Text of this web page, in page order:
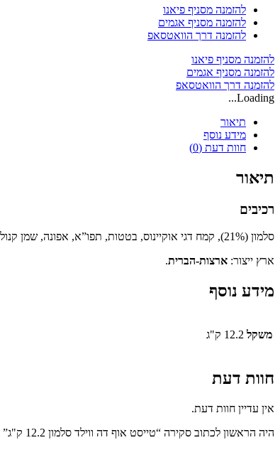
ווילד
12.2
ק"ג
להזמנה מסניף פיאנו
להזמנה מסניף אגמים
להזמנה דרך הוואטסאפ
להזמנה מסניף פיאנו
להזמנה מסניף אגמים
להזמנה דרך הוואטסאפ
Loading...
תיאור
מידע נוסף
חוות דעת (0)
תיאור
רכיבים
סלמון (21%), קמח דגי אוקיינוס, בטטות, תפו”א, אפונה, שמן קנולה, עדשים, קמח סלמון, סלמון מעושן (4%) סיבי תפו”א, מינרלים, שורש עולש מיובש, עגבניות, אוכמניות, פטל, תמצית יוקה.
ארץ ייצור: ארצות-הברית.
מידע נוסף
משקל 12.2 ק"ג
חוות דעת
אין עדיין חוות דעת.
היה הראשון לכתוב סקירה “טייסט אוף דה ווילד סלמון 12.2 ק"ג”